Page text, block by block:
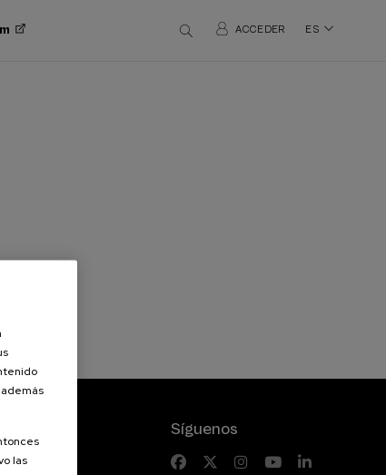
ACCEDER ES
Síguenos
las